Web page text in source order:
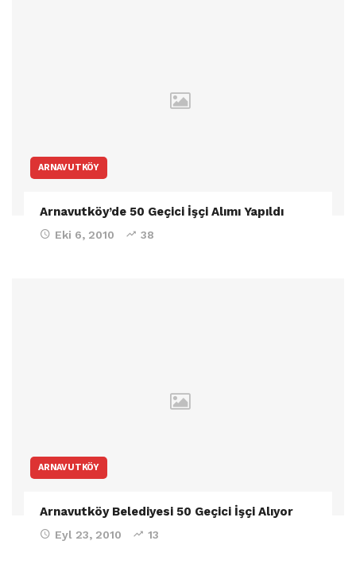
ARNAVUTKÖY
Arnavutköy’de 50 Geçici İşçi Alımı Yapıldı
Eki 6, 2010 38
ARNAVUTKÖY
Arnavutköy Belediyesi 50 Geçici İşçi Alıyor
Eyl 23, 2010 13